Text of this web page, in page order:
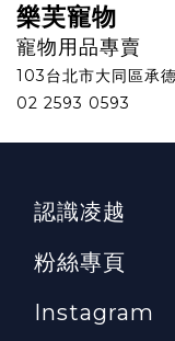
樂芙寵物
寵物用品專賣
103台北市大同區承
02 2593 0593
認識凌越
粉絲專頁
Instagram